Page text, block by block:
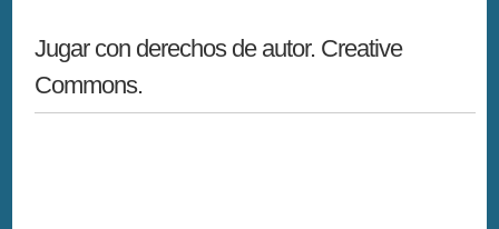
Jugar con derechos de autor. Creative
Commons.